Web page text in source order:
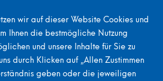
wir auf dieser Website Cookies und
Ihnen die bestmögliche Nutzung
und unsere Inhalte für Sie zu
durch Klicken auf „Allen Zustimmen
geben oder die jeweiligen